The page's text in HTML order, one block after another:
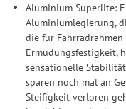
Aluminium Superlite:
Aluminiumlegierung,
die für
Ermüdungsfestigkeit,
sensationelle
sparen noch mal an
Steifigkeit verloren